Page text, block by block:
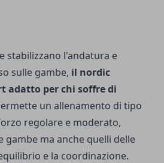
stabilizzano l'andatura e
sulle gambe, il nordic
adatto per chi soffre di
un allenamento di tipo
regolare e moderato,
gambe ma anche quelli delle
e la coordinazione.